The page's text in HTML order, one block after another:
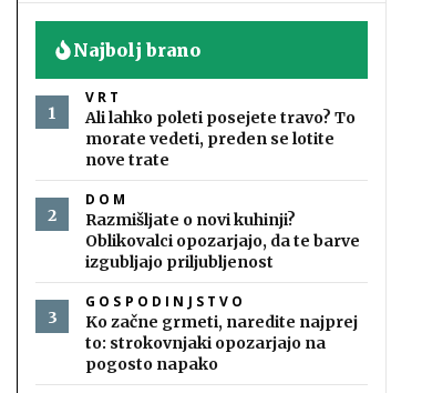
Najbolj brano
VRT
Ali lahko poleti posejete travo? To
morate vedeti, preden se lotite
nove trate
DOM
Razmišljate o novi kuhinji?
Oblikovalci opozarjajo, da te barve
izgubljajo priljubljenost
GOSPODINJSTVO
Ko začne grmeti, naredite najprej
to: strokovnjaki opozarjajo na
pogosto napako